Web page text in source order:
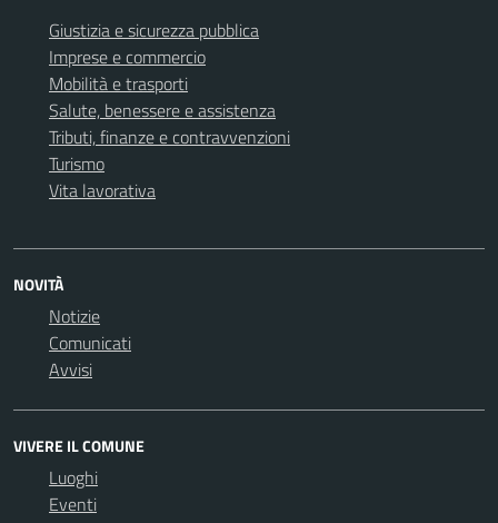
Giustizia e sicurezza pubblica
Imprese e commercio
Mobilità e trasporti
Salute, benessere e assistenza
Tributi, finanze e contravvenzioni
Turismo
Vita lavorativa
NOVITÀ
Notizie
Comunicati
Avvisi
VIVERE IL COMUNE
Luoghi
Eventi